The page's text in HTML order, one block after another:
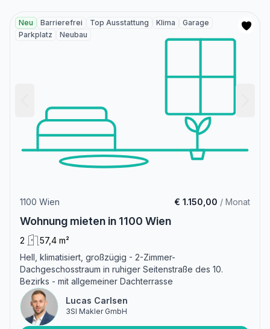
Neu Barrierefrei Top Ausstattung Klima
Garage
Parkplatz
Neubau
1100 Wien € 1.150,00 / Monat
Wohnung mieten in 1100 Wien
2
57,4 m²
Hell, klimatisiert, großzügig - 2-Zimmer-
Dachgeschosstraum in ruhiger Seitenstraße des 10.
Bezirks - mit allgemeiner Dachterrasse
Lucas Carlsen
3SI Makler GmbH